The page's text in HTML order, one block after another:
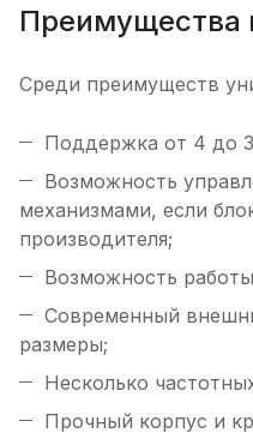
Преимущества
Среди преимуществ
Поддержка от 4 до
Возможность
механизмами, если
производителя;
Возможность
Современный
размеры;
Несколько
Прочный корпус и